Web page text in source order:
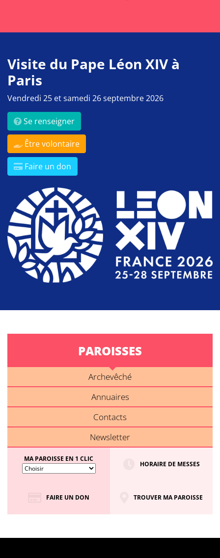
Visite du Pape Léon XIV à
Paris
Vendredi 25 et samedi 26 septembre 2026
Se renseigner
Être volontaire
Faire un don
PAROISSES
Archevêché
Annuaires
Contacts
Newsletter
MA PAROISSE EN 1 CLIC
HORAIRE DE MESSES
FAIRE UN DON TROUVER MA PAROISSE